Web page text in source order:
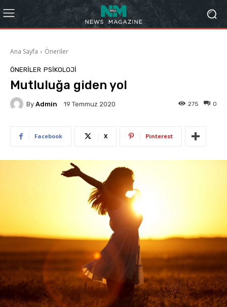
Ana Sayfa Öneriler
ÖNERILER PSIKOLOJI
Mutluluğa giden yol
By Admin 19 Temmuz 2020 0
275
Facebook X Pinterest